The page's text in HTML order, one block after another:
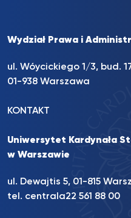
Wydział Prawa i
ul. Wóycickiego 1/3, bud.
01-938 Warszawa
KONTAKT
Uniwersytet Kardynała
w Warszawie
ul. Dewajtis 5, 01-815
tel. centrala22 561 88 00